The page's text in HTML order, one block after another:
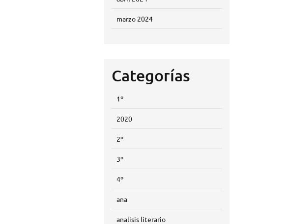
marzo 2024
Categorías
1º
2020
2º
3º
4º
ana
analisis literario